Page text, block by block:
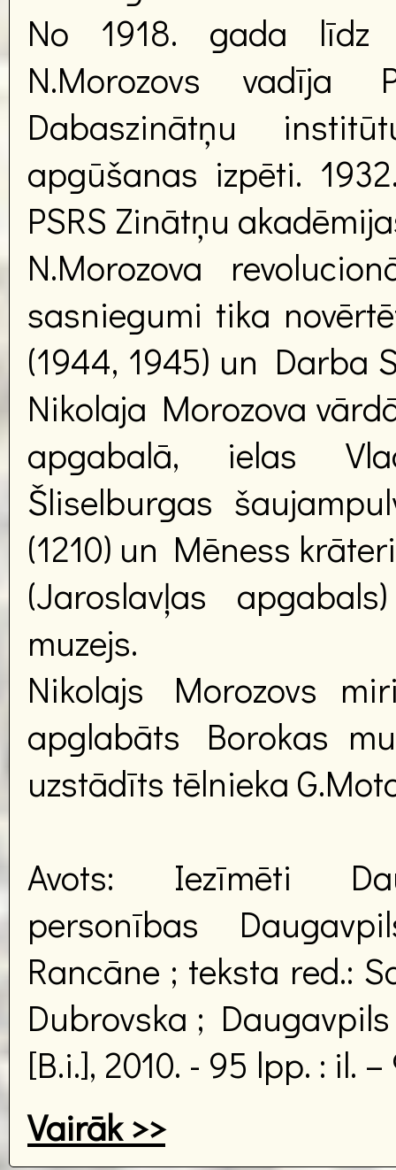
No 1918. gada līdz
N.Morozovs vadīja
Dabaszinātņu
apgūšanas izpēti.
PSRS Zinātņu
N.Morozova
sasniegumi tika
(1944, 1945) un Darba
Nikolaja Morozova
apgabalā, ielas
Šliselburgas
(1210) un Mēness
(Jaroslavļas
muzejs.
Nikolajs Morozovs
apglabāts Borokas
uzstādīts tēlnieka
Avots: Iezīmēti
personības
Rancāne ; teksta red.:
Dubrovska ;
[B.i.], 2010. - 95 lpp. : il.
Vairāk >>